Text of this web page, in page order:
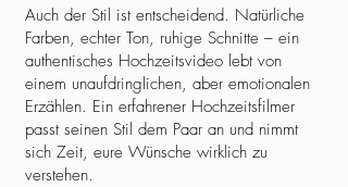
Auch der Stil ist entscheidend. Natürliche
Farben, echter Ton, ruhige Schnitte – ein
authentisches Hochzeitsvideo lebt von
einem unaufdringlichen, aber emotionalen
Erzählen. Ein erfahrener Hochzeitsfilmer
passt seinen Stil dem Paar an und nimmt
sich Zeit, eure Wünsche wirklich zu
verstehen.